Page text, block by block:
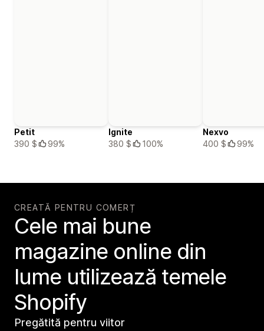
Petit
390 $
99%
Ignite
380 $
100%
Nexvo
400 $
99%
CREATĂ PENTRU COMERȚ
Cele mai bune
magazine online din
lume utilizează temele
Shopify
Pregătită pentru viitor